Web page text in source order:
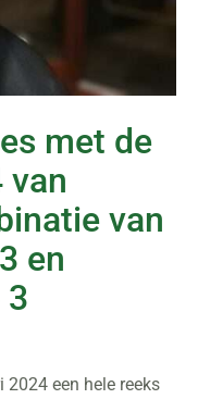
met de
van
van
en
3
een hele reeks